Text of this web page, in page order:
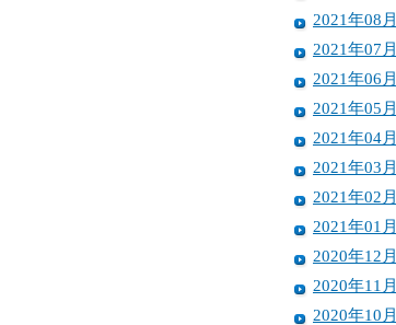
2021年08月
2021年07月
2021年06月
2021年05月
2021年04月
2021年03月
2021年02月
2021年01月
2020年12月
2020年11月
2020年10月